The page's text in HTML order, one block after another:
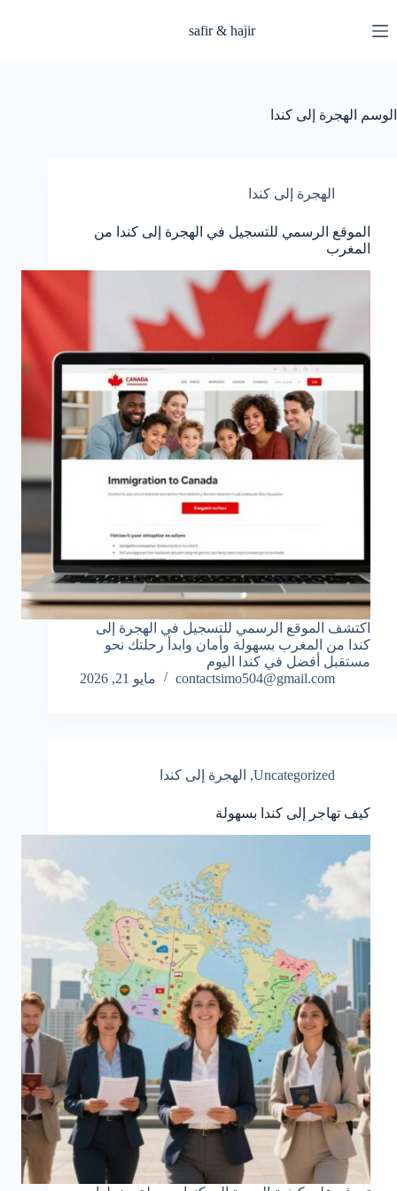
إلى
المحتوى
safir & hajir
الوسم الهجرة إلى كندا
الهجرة إلى كندا
الموقع الرسمي للتسجيل في الهجرة إلى كندا من
المغرب
اكتشف الموقع الرسمي للتسجيل في الهجرة إلى
كندا من المغرب بسهولة وأمان وابدأ رحلتك نحو
مستقبل أفضل في كندا اليوم
contactsimo504@gmail.com
مايو 21, 2026
Uncategorized
, الهجرة إلى كندا
كيف تهاجر إلى كندا بسهولة